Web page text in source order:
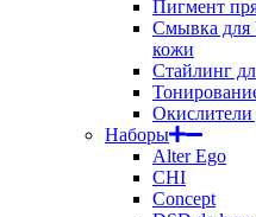
Пигмент
Смывка для
кожи
Стайлинг
Окислители
Наборы
Alter Ego
CHI
Concept